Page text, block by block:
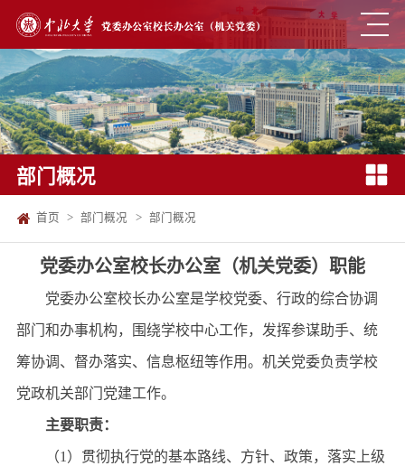
部门概况
首页 > 部门概况 > 部门概况
党委办公室校长办公室（机关党委）职能
党委办公室校长办公室是学校党委、行政的综合协调
部门和办事机构，围绕学校中心工作，发挥参谋助手、统
筹协调、督办落实、信息枢纽等作用。机关党委负责学校
党政机关部门党建工作。
主要职责：
（1）贯彻执行党的基本路线、方针、政策，落实上级